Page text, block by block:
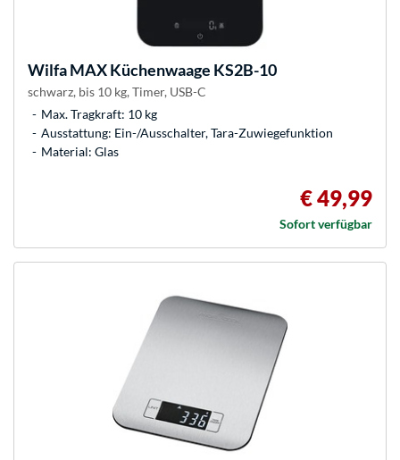
WilfaMAX Küchenwaage KS2B-10
schwarz, bis 10 kg, Timer, USB-C
Max. Tragkraft: 10 kg
Ausstattung: Ein-/Ausschalter, Tara-Zuwiegefunktion
Material: Glas
€ 49,99
Sofort verfügbar